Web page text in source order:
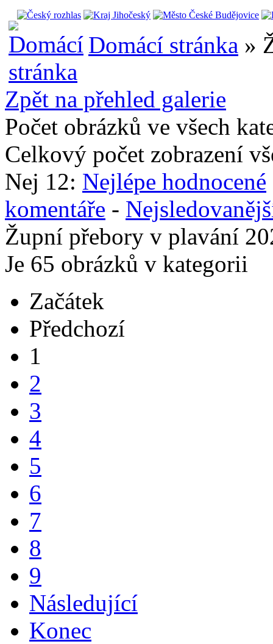
Domácí stránka »
Zpět na přehled galerie
Počet obrázků ve všech
Celkový počet zobrazení
Nej 12: Nejlépe hodnocené
komentáře -
Župní přebory v plavání
Je 65 obrázků v kategorii
Začátek
Předchozí
1
2
3
4
5
6
7
8
9
Následující
Konec